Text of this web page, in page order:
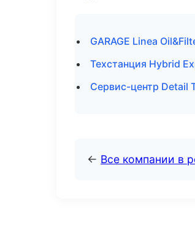
GARAGE Linea
Техстанция Hybrid
Сервис-центр Detail
← Все компании в